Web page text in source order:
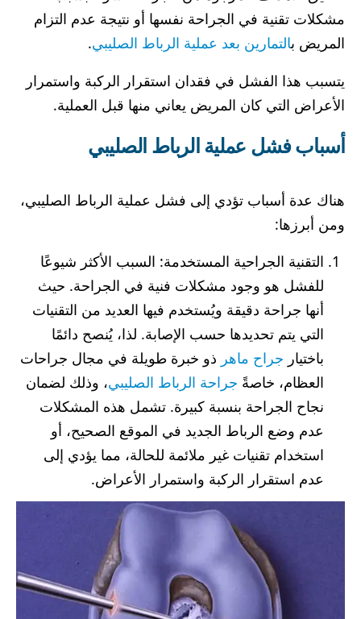
مشكلات تقنية في الجراحة نفسها أو نتيجة عدم التزام
المريض بالتمارين بعد عملية الرباط الصليبي.
يتسبب هذا الفشل في فقدان استقرار الركبة واستمرار
الأعراض التي كان المريض يعاني منها قبل العملية.
أسباب فشل عملية الرباط الصليبي
هناك عدة أسباب تؤدي إلى فشل عملية الرباط الصليبي،
ومن أبرزها:
التقنية الجراحية المستخدمة: السبب الأكثر شيوعًا
للفشل هو وجود مشكلات فنية في الجراحة. حيث
أنها جراحة دقيقة ويُستخدم فيها العديد من التقنيات
التي يتم تحديدها حسب الإصابة. لذا، يُنصح دائمًا
باختيار جراح ماهر ذو خبرة طويلة في مجال جراحات
العظام، خاصةً جراحة الرباط الصليبي، وذلك لضمان
نجاح الجراحة بنسبة كبيرة. تشمل هذه المشكلات
عدم وضع الرباط الجديد في الموقع الصحيح، أو
استخدام تقنيات غير ملائمة للحالة، مما يؤدي إلى
عدم استقرار الركبة واستمرار الأعراض.